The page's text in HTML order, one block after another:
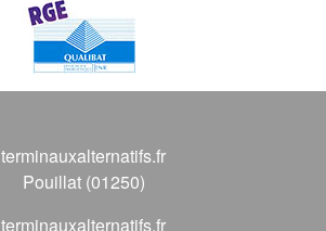
terminauxalternatifs.fr
Pouillat (01250)
terminauxalternatifs.fr